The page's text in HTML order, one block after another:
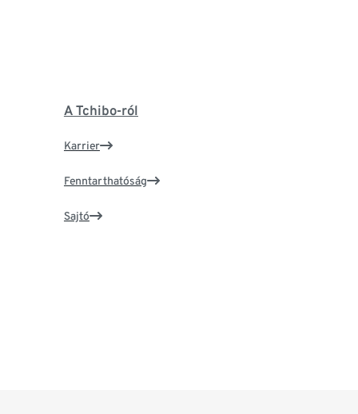
A Tchibo-ról
Karrier
Fenntarthatóság
Sajtó